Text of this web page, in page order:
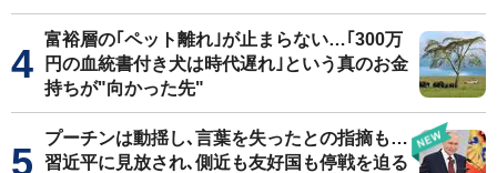
富裕層の｢ペット離れ｣が止まらない…｢300万
円の血統書付き犬は時代遅れ｣という真のお金
持ちが"向かった先"
プーチンは動揺し､言葉を失ったとの指摘も…
習近平に見放され､側近も友好国も停戦を迫る